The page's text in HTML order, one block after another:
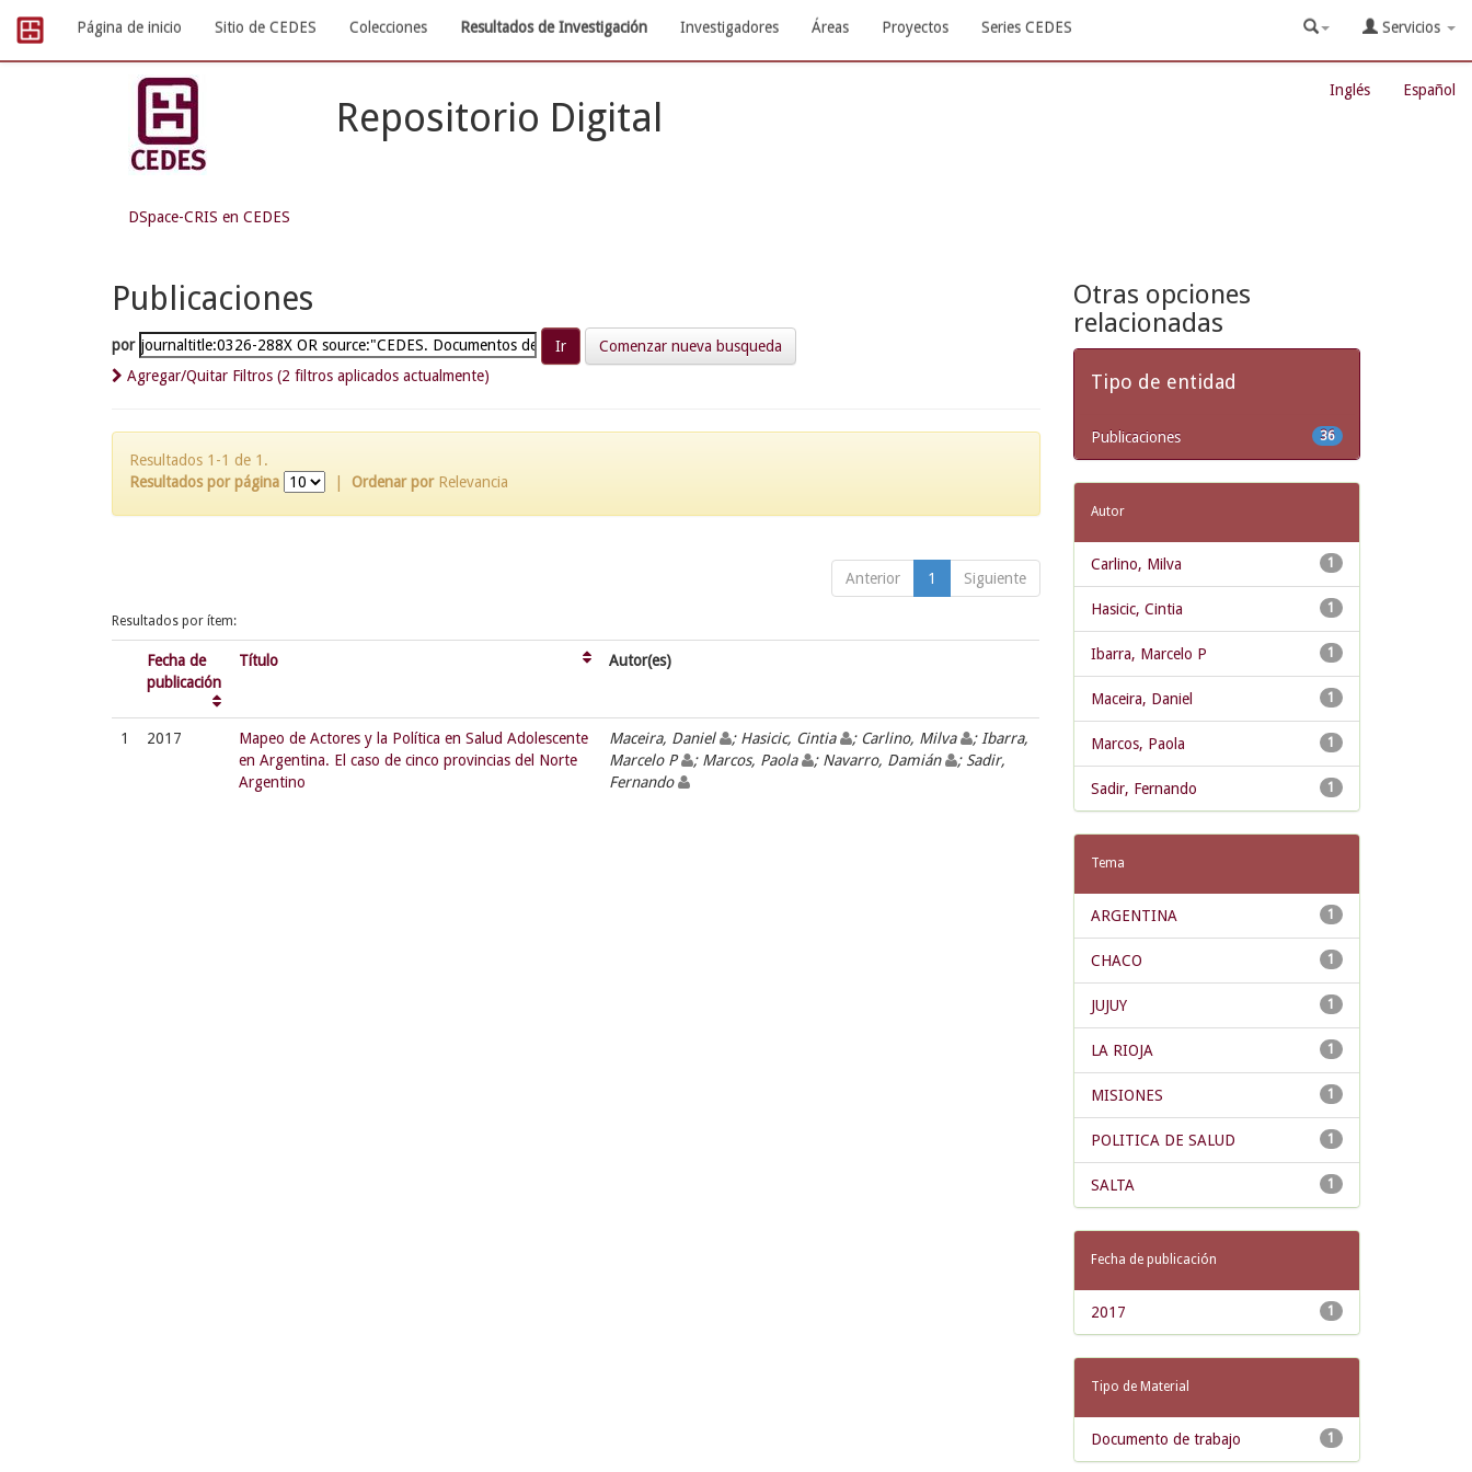
navigation
Página de inicio Sitio de CEDES Colecciones Resultados de Investigación Investigadores Áreas Proyectos Series CEDES Servicios
Inglés Español
Repositorio Digital
DSpace-CRIS en CEDES
Publicaciones
por
Comenzar nueva busqueda
Agregar/Quitar Filtros (2 filtros aplicados actualmente)
Resultados 1-1 de 1.
Resultados por página
Ordenar por Relevancia
Anterior 1 Siguiente
Resultados por ítem:
Fecha de
publicación
Título Autor(es)
1 2017
Mapeo de Actores y la Política en Salud Adolescente
en Argentina. El caso de cinco provincias del Norte
Argentino
Maceira, Daniel ; Hasicic, Cintia ; Carlino, Milva
; Ibarra,
Marcelo P
; Marcos, Paola ; Navarro, Damián
; Sadir,
Fernando
Otras opciones
relacionadas
Tipo de entidad
36
Publicaciones
Autor
1
Carlino, Milva
1
Hasicic, Cintia
1
Ibarra, Marcelo P
1
Maceira, Daniel
1
Marcos, Paola
1
Sadir, Fernando
Tema
1
ARGENTINA
1
CHACO
1
JUJUY
1
LA RIOJA
1
MISIONES
1
POLITICA DE SALUD
1
SALTA
Fecha de publicación
1
2017
Tipo de Material
1
Documento de trabajo